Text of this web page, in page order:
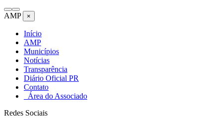
AMP ×
Início
AMP
Municípios
Notícias
Transparência
Diário Oficial PR
Contato
Área do Associado
Redes Sociais